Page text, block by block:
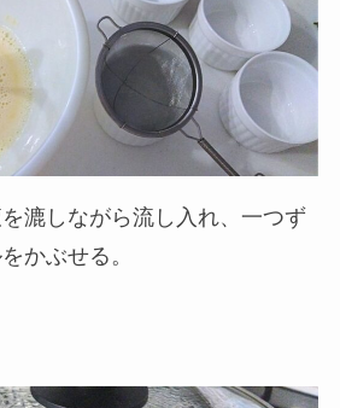
漉しながら流し入れ、一つず
かぶせる。